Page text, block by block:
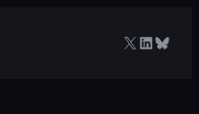
X LinkedIn